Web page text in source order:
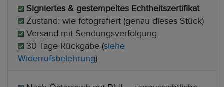
Signiertes & gestempeltes Echtheitszertifikat
Zustand: wie fotografiert (genau dieses Stück)
Versand mit Sendungsverfolgung
30 Tage Rückgabe (siehe
Widerrufsbelehrung)